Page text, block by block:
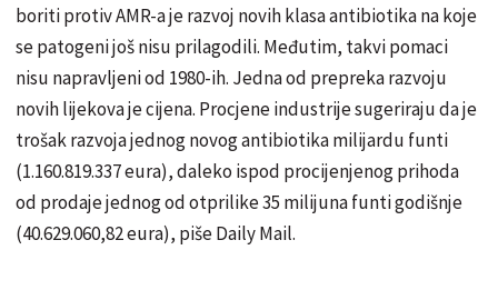
boriti protiv AMR-a je razvoj novih klasa antibiotika na koje
se patogeni još nisu prilagodili. Međutim, takvi pomaci
nisu napravljeni od 1980-ih. Jedna od prepreka razvoju
novih lijekova je cijena. Procjene industrije sugeriraju da je
trošak razvoja jednog novog antibiotika milijardu funti
(1.160.819.337 eura), daleko ispod procijenjenog prihoda
od prodaje jednog od otprilike 35 milijuna funti godišnje
(40.629.060,82 eura), piše Daily Mail.